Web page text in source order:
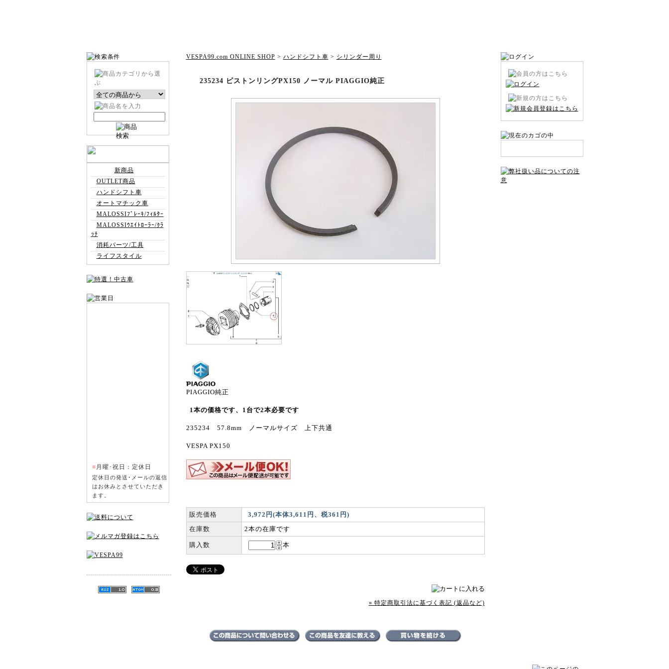
新商品
OUTLET商品
ハンドシフト車
オートマチック車
MALOSSIﾌﾞﾚｰｷ/ﾌｨﾙﾀｰ
MALOSSIｳｴｲﾄﾛｰﾗｰ/ｸﾗ
ｯﾁ
消耗パーツ/工具
ライフスタイル
■ 月曜･祝日：定休日
定休日の発送･メールの返信
はお休みとさせていただき
ます。
VESPA99.com ONLINE SHOP > ハンドシフト車 > シリンダー周り
235234 ピストンリングPX150 ノーマル PIAGGIO純正
PIAGGIO純正
1本の価格です、1台で2本必要です
235234 57.8mm ノーマルサイズ 上下共通
VESPA PX150
販売価格
3,972円(本体3,611円、税361円)
在庫数
2本の在庫です
購入数 本
» 特定商取引法に基づく表記 (返品など)